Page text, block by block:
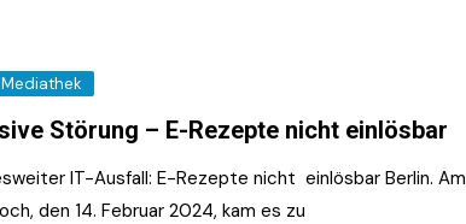
Mediathek
Störung – E-Rezepte nicht einlösbar
IT-Ausfall: E-Rezepte nicht einlösbar Berlin. Am
den 14. Februar 2024, kam es zu